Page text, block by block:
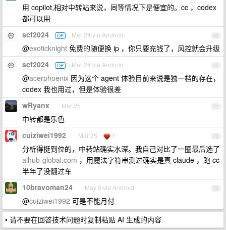
用 copilot,相对中转站来说，同等情况下是便宜的。cc ，codex
都可以用
69
scf2024 OP Mar 24 via Android
@exoticknight 免费的随便换 ip ，你只要充钱了，风控就会升级
70
scf2024 OP Mar 24 via Android
@acerphoenix 因为这个 agent 体验目前来说是独一档的存在，
codex 我也用过，但是体验很差
71
wRyanx Mar 25
中转都是乐色
72
cuiziwei1992 Mar 25 1
分析得挺到位的，中转站确实水深。我自己对比了一圈最后选了
aihub-global.com ，用魔法字符串测过确实是真 claude ，跑 cc
半年了没翻过车
73
10bravoman24 May 8 via Android
@cuiziwei1992 可是不能月付
• 请不要在回答技术问题时复制粘贴 AI 生成的内容